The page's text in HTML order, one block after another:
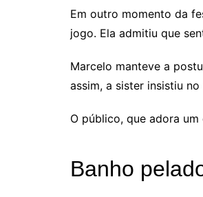
Em outro momento da
jogo. Ela admitiu que
Marcelo manteve a
assim, a sister insistiu
O público, que adora
Banho